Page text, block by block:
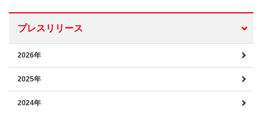
プレスリリース
2026年
2025年
2024年